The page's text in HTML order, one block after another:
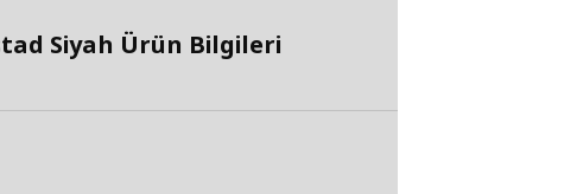
Siyah Ürün Bilgileri